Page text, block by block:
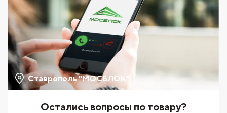
Ставрополь "МОСБЛОК"
Остались вопросы по товару?